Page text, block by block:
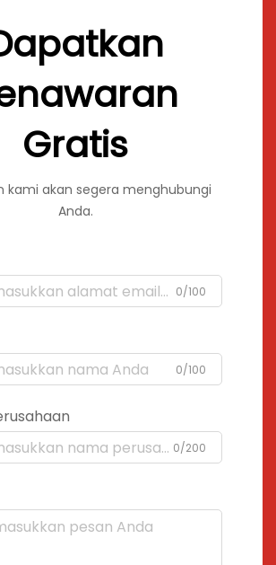
Gratis
kami akan segera menghubungi
Anda.
0/100
0/100
0/200